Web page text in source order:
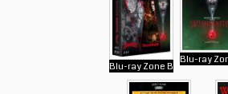
Blu-ray Zone B
Blu-ray